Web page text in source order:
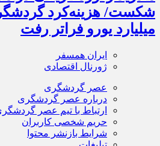
میلیارد یورو فراتر رفت
ایران همسفر
ژورنال اقتصادی
عصر گردشگری
درباره عصر گردشگری
ارتباط با تیم عصر
حریم شخصی کاربران
شرایط بازنشر محتوا